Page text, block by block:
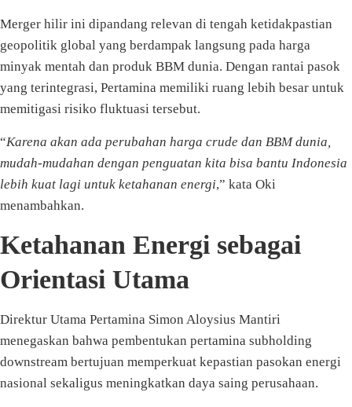
Merger hilir ini dipandang relevan di tengah ketidakpastian
geopolitik global yang berdampak langsung pada harga
minyak mentah dan produk BBM dunia. Dengan rantai pasok
yang terintegrasi, Pertamina memiliki ruang lebih besar untuk
memitigasi risiko fluktuasi tersebut.
“Karena akan ada perubahan harga crude dan BBM dunia,
mudah-mudahan dengan penguatan kita bisa bantu Indonesia
lebih kuat lagi untuk ketahanan energi,” kata Oki
menambahkan.
Ketahanan Energi sebagai
Orientasi Utama
Direktur Utama Pertamina Simon Aloysius Mantiri
menegaskan bahwa pembentukan pertamina subholding
downstream bertujuan memperkuat kepastian pasokan energi
nasional sekaligus meningkatkan daya saing perusahaan.